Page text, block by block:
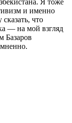
и именно
что
— на мой взгляд
Базаров